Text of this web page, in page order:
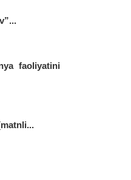
faoliyatini